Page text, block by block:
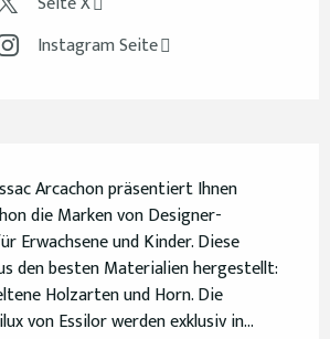
Instagram Seite
Arcachon präsentiert Ihnen
die Marken von Designer-
Erwachsene und Kinder. Diese
den besten Materialien hergestellt:
Holzarten und Horn. Die
von Essilor werden exklusiv in...